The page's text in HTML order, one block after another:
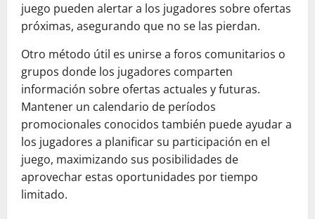
juego pueden alertar a los jugadores sobre ofertas
próximas, asegurando que no se las pierdan.
Otro método útil es unirse a foros comunitarios o
grupos donde los jugadores comparten
información sobre ofertas actuales y futuras.
Mantener un calendario de períodos
promocionales conocidos también puede ayudar a
los jugadores a planificar su participación en el
juego, maximizando sus posibilidades de
aprovechar estas oportunidades por tiempo
limitado.